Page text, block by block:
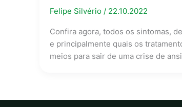
Felipe Silvério / 22.10.2022
Confira agora, todos os sintomas,
e principalmente quais os
meios para sair de uma crise de